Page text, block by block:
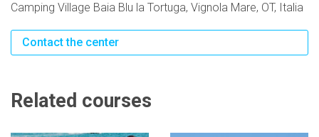
Camping Village Baia Blu la Tortuga, Vignola Mare, OT, Italia
Contact the center
Related courses